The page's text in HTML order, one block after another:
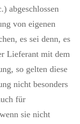
abgeschlossen
von eigenen
es sei denn, es
Lieferant mit dem
so gelten diese
nicht besonders
für
sie nicht